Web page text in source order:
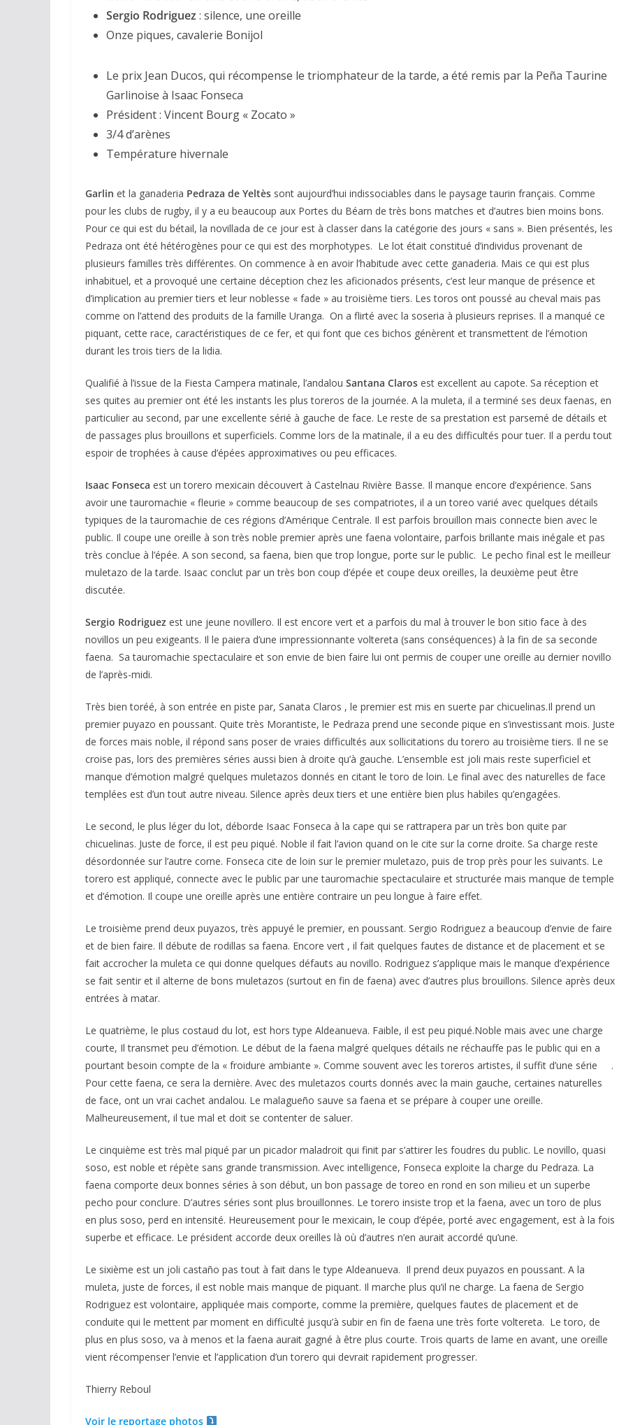
Sergio Rodriguez : silence, une oreille
Onze piques, cavalerie Bonijol
Le prix Jean Ducos, qui récompense le triomphateur de la tarde, a été remis par la Peña Taurine
Garlinoise à Isaac Fonseca
Président : Vincent Bourg « Zocato »
3/4 d’arènes
Température hivernale
Garlin et la ganaderia Pedraza de Yeltès sont aujourd’hui indissociables dans le paysage taurin français. Comme
pour les clubs de rugby, il y a eu beaucoup aux Portes du Béarn de très bons matches et d’autres bien moins bons.
Pour ce qui est du bétail, la novillada de ce jour est à classer dans la catégorie des jours « sans ». Bien présentés, les
Pedraza ont été hétérogènes pour ce qui est des morphotypes. Le lot était constitué d’individus provenant de
plusieurs familles très différentes. On commence à en avoir l’habitude avec cette ganaderia. Mais ce qui est plus
inhabituel, et a provoqué une certaine déception chez les aficionados présents, c’est leur manque de présence et
d’implication au premier tiers et leur noblesse « fade » au troisième tiers. Les toros ont poussé au cheval mais pas
comme on l’attend des produits de la famille Uranga. On a flirté avec la soseria à plusieurs reprises. Il a manqué ce
piquant, cette race, caractéristiques de ce fer, et qui font que ces bichos génèrent et transmettent de l’émotion
durant les trois tiers de la lidia.
Qualifié à l’issue de la Fiesta Campera matinale, l’andalou Santana Claros est excellent au capote. Sa réception et
ses quites au premier ont été les instants les plus toreros de la journée. A la muleta, il a terminé ses deux faenas, en
particulier au second, par une excellente sérié à gauche de face. Le reste de sa prestation est parsemé de détails et
de passages plus brouillons et superficiels. Comme lors de la matinale, il a eu des difficultés pour tuer. Il a perdu tout
espoir de trophées à cause d’épées approximatives ou peu efficaces.
Isaac Fonseca est un torero mexicain découvert à Castelnau Rivière Basse. Il manque encore d’expérience. Sans
avoir une tauromachie « fleurie » comme beaucoup de ses compatriotes, il a un toreo varié avec quelques détails
typiques de la tauromachie de ces régions d’Amérique Centrale. Il est parfois brouillon mais connecte bien avec le
public. Il coupe une oreille à son très noble premier après une faena volontaire, parfois brillante mais inégale et pas
très conclue à l’épée. A son second, sa faena, bien que trop longue, porte sur le public. Le pecho final est le meilleur
muletazo de la tarde. Isaac conclut par un très bon coup d’épée et coupe deux oreilles, la deuxième peut être
discutée.
Sergio Rodriguez est une jeune novillero. Il est encore vert et a parfois du mal à trouver le bon sitio face à des
novillos un peu exigeants. Il le paiera d’une impressionnante voltereta (sans conséquences) à la fin de sa seconde
faena. Sa tauromachie spectaculaire et son envie de bien faire lui ont permis de couper une oreille au dernier novillo
de l’après-midi.
Très bien toréé, à son entrée en piste par, Sanata Claros , le premier est mis en suerte par chicuelinas.Il prend un
premier puyazo en poussant. Quite très Morantiste, le Pedraza prend une seconde pique en s’investissant mois. Juste
de forces mais noble, il répond sans poser de vraies difficultés aux sollicitations du torero au troisième tiers. Il ne se
croise pas, lors des premières séries aussi bien à droite qu’à gauche. L’ensemble est joli mais reste superficiel et
manque d’émotion malgré quelques muletazos donnés en citant le toro de loin. Le final avec des naturelles de face
templées est d’un tout autre niveau. Silence après deux tiers et une entière bien plus habiles qu’engagées.
Le second, le plus léger du lot, déborde Isaac Fonseca à la cape qui se rattrapera par un très bon quite par
chicuelinas. Juste de force, il est peu piqué. Noble il fait l’avion quand on le cite sur la corne droite. Sa charge reste
désordonnée sur l’autre corne. Fonseca cite de loin sur le premier muletazo, puis de trop près pour les suivants. Le
torero est appliqué, connecte avec le public par une tauromachie spectaculaire et structurée mais manque de temple
et d’émotion. Il coupe une oreille après une entière contraire un peu longue à faire effet.
Le troisième prend deux puyazos, très appuyé le premier, en poussant. Sergio Rodriguez a beaucoup d’envie de faire
et de bien faire. Il débute de rodillas sa faena. Encore vert , il fait quelques fautes de distance et de placement et se
fait accrocher la muleta ce qui donne quelques défauts au novillo. Rodriguez s’applique mais le manque d’expérience
se fait sentir et il alterne de bons muletazos (surtout en fin de faena) avec d’autres plus brouillons. Silence après deux
entrées à matar.
Le quatrième, le plus costaud du lot, est hors type Aldeanueva. Faible, il est peu piqué.Noble mais avec une charge
courte, Il transmet peu d’émotion. Le début de la faena malgré quelques détails ne réchauffe pas le public qui en a
pourtant besoin compte de la « froidure ambiante ». Comme souvent avec les toreros artistes, il suffit d’une série .
Pour cette faena, ce sera la dernière. Avec des muletazos courts donnés avec la main gauche, certaines naturelles
de face, ont un vrai cachet andalou. Le malagueño sauve sa faena et se prépare à couper une oreille.
Malheureusement, il tue mal et doit se contenter de saluer.
Le cinquième est très mal piqué par un picador maladroit qui finit par s’attirer les foudres du public. Le novillo, quasi
soso, est noble et répète sans grande transmission. Avec intelligence, Fonseca exploite la charge du Pedraza. La
faena comporte deux bonnes séries à son début, un bon passage de toreo en rond en son milieu et un superbe
pecho pour conclure. D’autres séries sont plus brouillonnes. Le torero insiste trop et la faena, avec un toro de plus
en plus soso, perd en intensité. Heureusement pour le mexicain, le coup d’épée, porté avec engagement, est à la fois
superbe et efficace. Le président accorde deux oreilles là où d’autres n’en aurait accordé qu’une.
Le sixième est un joli castaño pas tout à fait dans le type Aldeanueva. Il prend deux puyazos en poussant. A la
muleta, juste de forces, il est noble mais manque de piquant. Il marche plus qu’il ne charge. La faena de Sergio
Rodriguez est volontaire, appliquée mais comporte, comme la première, quelques fautes de placement et de
conduite qui le mettent par moment en difficulté jusqu’à subir en fin de faena une très forte voltereta. Le toro, de
plus en plus soso, va à menos et la faena aurait gagné à être plus courte. Trois quarts de lame en avant, une oreille
vient récompenser l’envie et l’application d’un torero qui devrait rapidement progresser.
Thierry Reboul
Voir le reportage photos
ACTUALITÉS TAURINES
CHRONIQUES TAURINES 2026
espérances.
02/04/2026 Olivier Castelnau
ACTUALITÉS TAURINES
CHRONIQUES TAURINES 2026
ultimes émotions
18/06/2026 Olivier Castelnau